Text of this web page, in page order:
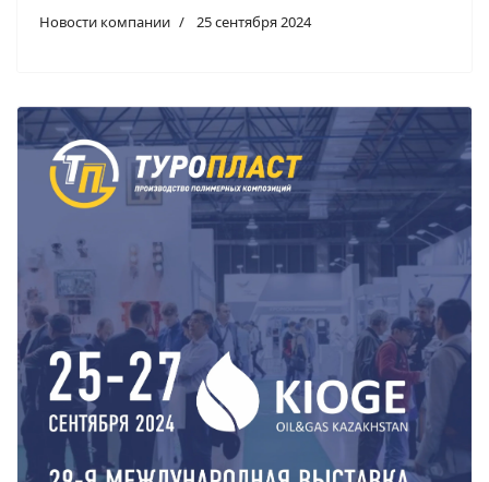
Новости компании 25 сентября 2024